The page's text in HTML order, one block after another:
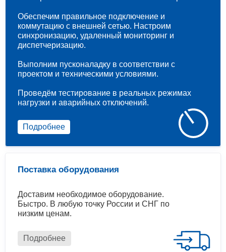
Поставка оборудования
Доставим необходимое оборудование.
Быстро. В любую точку России и СНГ по
низким ценам.
Подробнее
Обеспечим правильное подключение и
коммутацию с внешней сетью. Настроим
синхронизацию, удаленный мониторинг и
диспетчеризацию.
Выполним пусконаладку в соответствии с
проектом и техническими условиями.
Проведём тестирование в реальных режимах
нагрузки и аварийных отключений.
Подробнее